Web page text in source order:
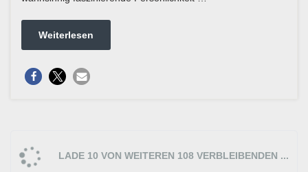
Weiterlesen
LADE 10 VON WEITEREN 108 VERBLEIBENDEN ...